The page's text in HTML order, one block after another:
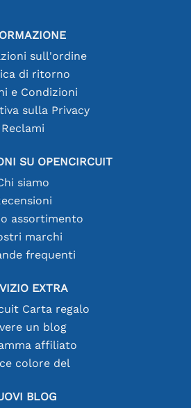
sull'ordine
di ritorno
e Condizioni
sulla Privacy
Reclami
SU OPENCIRCUIT
siamo
assortimento
marchi
frequenti
EXTRA
Carta regalo
un blog
affiliato
colore del
BLOG